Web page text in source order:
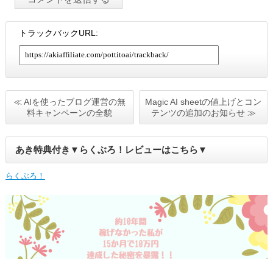
トラックバックURL:
≪ AIを使ったブログ運営の無
料キャンペーンの全貌
Magic AI sheetの値上げとコン
テンツの追加のお知らせ ≫
あき特典付き▼らくぶろ！レビューはこちら▼
らくぶろ！